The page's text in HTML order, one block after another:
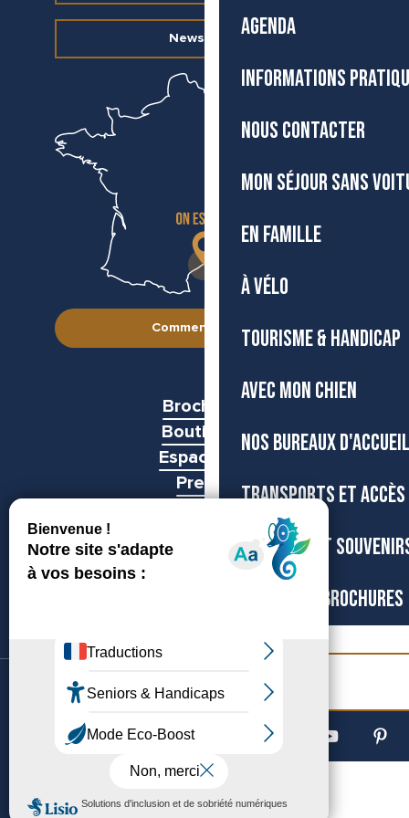
AGENDA
INFORMATIONS
NOUS CONTACTER
MON SÉJOUR SANS
EN FAMILLE
À VÉLO
TOURISME & HANDICAP
AVEC MON CHIEN
NOS BUREAUX D'ACCUEIL
TRANSPORTS ET ACCÈS
BOUTIQUE ET
CARTES ET BROCHURES
Newsletter
Comment venir ?
Brochures
Boutiques
Espace pro
Presse
©Archipel de Thau, 2026Accessibilité
Mentions légales